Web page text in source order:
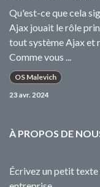
Qu'est-ce que cela
Ajax jouait le rôle
tout système Ajax et
Comme vous ...
OS Malevich
23 avr. 2024
À PROPOS DE
Écrivez un petit